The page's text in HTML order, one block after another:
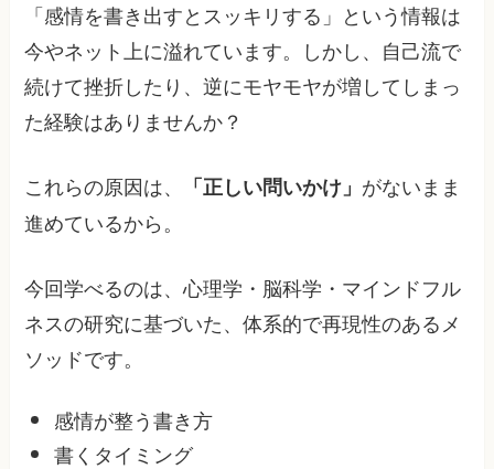
「感情を書き出すとスッキリする」という情報は
今やネット上に溢れています。しかし、自己流で
続けて挫折したり、逆にモヤモヤが増してしまっ
た経験はありませんか？
これらの原因は、 「正しい問いかけ」 がないまま
進めているから。
今回学べるのは、心理学・脳科学・マインドフル
ネスの研究に基づいた、体系的で再現性のあるメ
ソッドです。
感情が整う書き方
書くタイミング